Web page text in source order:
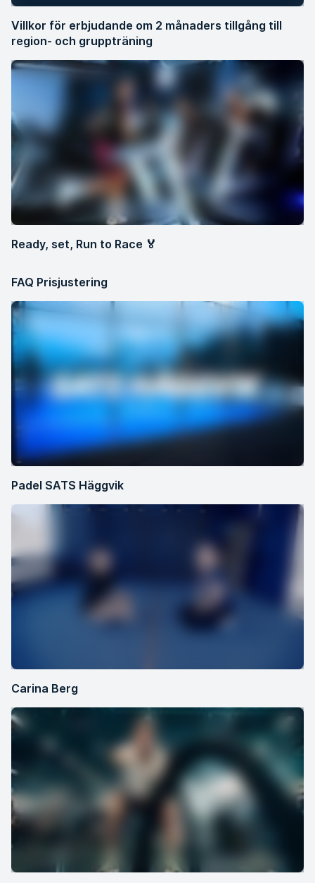
Villkor för erbjudande om 2 månaders tillgång till
region- och gruppträning
Ready, set, Run to Race 🏅
FAQ Prisjustering
Padel SATS Häggvik
Carina Berg